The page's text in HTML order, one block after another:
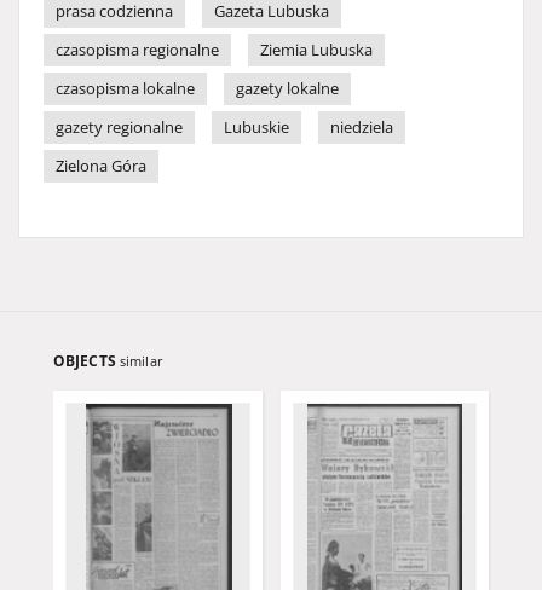
prasa codzienna
Gazeta Lubuska
czasopisma regionalne
Ziemia Lubuska
czasopisma lokalne
gazety lokalne
gazety regionalne
Lubuskie
niedziela
Zielona Góra
OBJECTS similar